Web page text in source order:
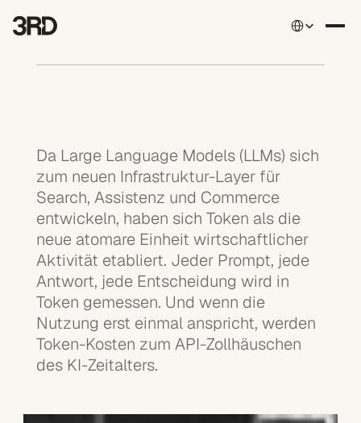
Select Language
Da Large Language Models (LLMs) sich
zum neuen Infrastruktur-Layer für
Search, Assistenz und Commerce
entwickeln, haben sich Token als die
neue atomare Einheit wirtschaftlicher
Aktivität etabliert. Jeder Prompt, jede
Antwort, jede Entscheidung wird in
Token gemessen. Und wenn die
Nutzung erst einmal anspricht, werden
Token-Kosten zum API-Zollhäuschen
des KI-Zeitalters.